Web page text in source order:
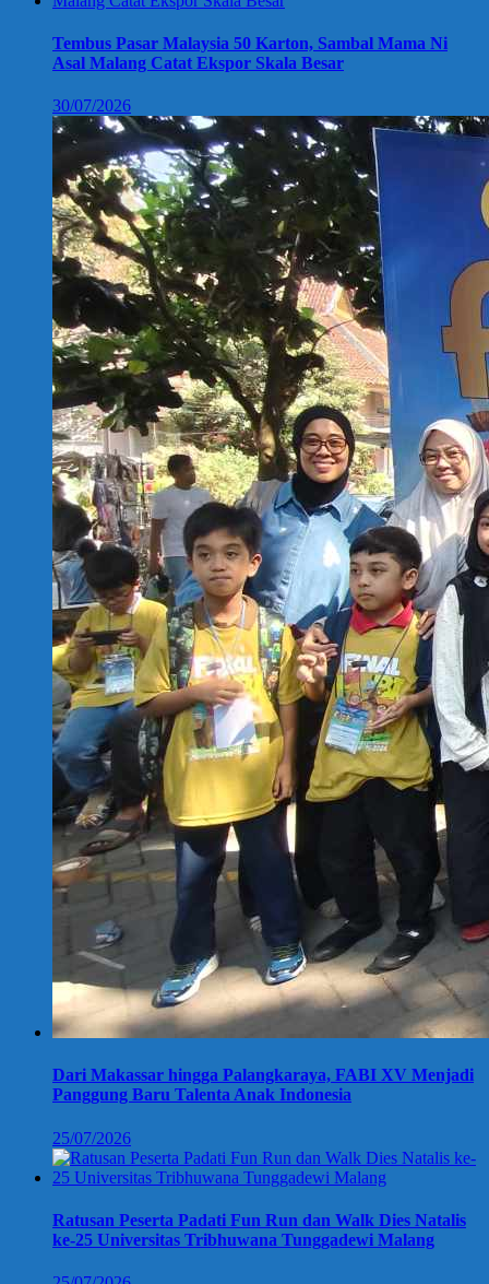
Tembus Pasar Malaysia 50 Karton, Sambal Mama Ni
Asal Malang Catat Ekspor Skala Besar
30/07/2026
Dari Makassar hingga Palangkaraya, FABI XV Menjadi
Panggung Baru Talenta Anak Indonesia
25/07/2026
Ratusan Peserta Padati Fun Run dan Walk Dies Natalis
ke-25 Universitas Tribhuwana Tunggadewi Malang